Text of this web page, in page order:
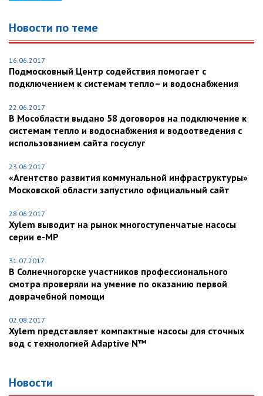
Новости по теме
16.06.2017
Подмосковный Центр содействия помогает с
подключением к системам тепло– и водоснабжения
22.06.2017
В Мособласти выдано 58 договоров на подключение к
системам тепло и водоснабжения и водоотведения с
использованием сайта госуслуг
23.06.2017
«Агентство развития коммунальной инфраструктуры»
Московской области запустило официальный сайт
28.06.2017
Xylem выводит на рынок многоступенчатые насосы
серии e-MP
31.07.2017
В Солнечногорске участников профессионального
смотра проверяли на умение по оказанию первой
доврачебной помощи
02.08.2017
Xylem представляет компактные насосы для сточных
вод с технологией Adaptive N™
Новости